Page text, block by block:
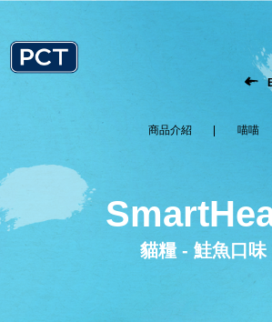
商品介紹 喵喵
貓糧 - 鮭魚口味